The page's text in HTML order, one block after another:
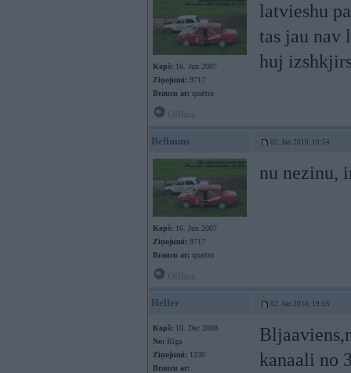
Kopš: 16. Jun 2007
Ziņojumi: 9717
Braucu ar: quattro
latvieshu
tas jau nav
huj
Belluuns 02. Jan 2010, 19:54
Kopš: 16. Jun 2007
Ziņojumi: 9717
Braucu ar: quattro
nu nezinu,
Heller 02. Jan 2010, 19:55
Kopš: 10. Dec 2008
No: Rīga
Ziņojumi: 1230
Braucu ar:
kanaali no